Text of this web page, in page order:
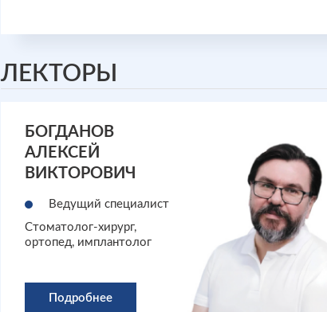
ЛЕКТОРЫ
БОГДАНОВ
АЛЕКСЕЙ
ВИКТОРОВИЧ
Ведущий специалист
Стоматолог-хирург,
ортопед, имплантолог
Подробнее